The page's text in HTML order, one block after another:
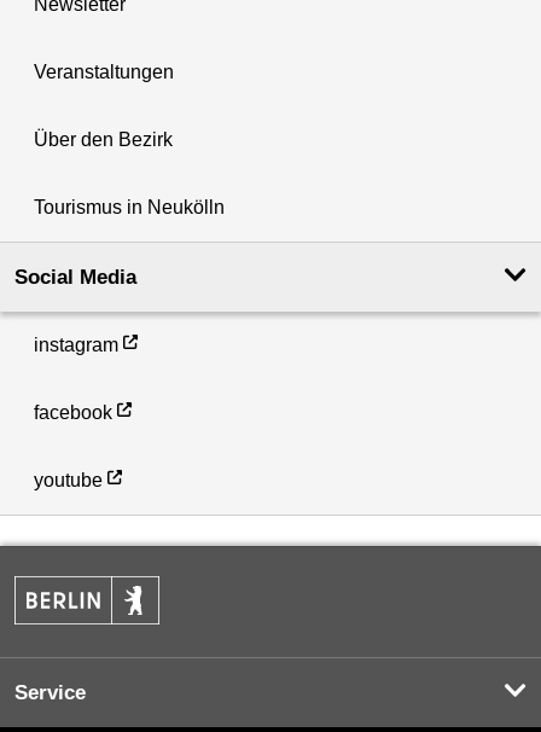
Newsletter
Veranstaltungen
Über den Bezirk
Tourismus in Neukölln
Social Media
instagram
facebook
youtube
Service